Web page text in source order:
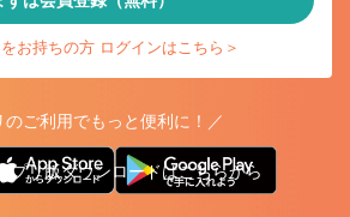
お持ちの方 ログインはこちら＞
のご利用でもっと便利に！／
プリ版ダウンロードはこちらから